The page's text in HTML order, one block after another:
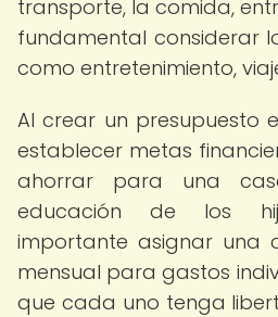
transporte, la comida,
fundamental considerar
como entretenimiento,
Al crear un presupuesto
establecer metas
ahorrar para una
educación de los
importante asignar una
mensual para gastos
que cada uno tenga